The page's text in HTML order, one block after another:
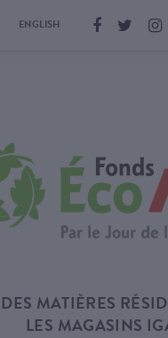
ENGLISH
MATIÈRES
LES MAGASINS